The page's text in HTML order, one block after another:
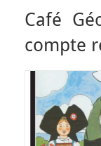
Café
compte